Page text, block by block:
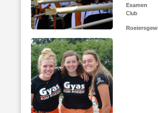
Examen
Club